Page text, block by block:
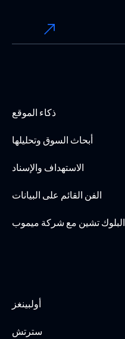
ذكاء الموقع
أبحاث السوق وتحليلها
الاستهداف والإسناد
الفن القائم على البيانات
البلوك تشين مع شركة ميموب
أولبينغز
سترتش